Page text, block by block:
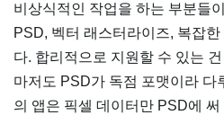
비상식적인 작업을 하는 부분들
PSD, 벡터 래스터라이즈, 복잡
다. 합리적으로 지원할 수 있는
마저도 PSD가 독점 포맷이라 다
의 앱은 픽셀 데이터만 PSD에 써